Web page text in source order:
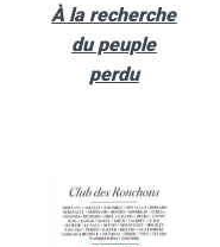
À la recherche
du peuple
perdu